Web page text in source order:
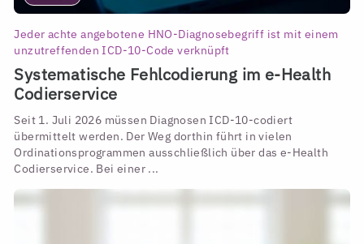
Jeder achte angebotene HNO-Diagnosebegriff ist mit einem
unzutreffenden ICD-10-Code verknüpft
Systematische Fehlcodierung im e-Health
Codierservice
Seit 1. Juli 2026 müssen Diagnosen ICD-10-codiert
übermittelt werden. Der Weg dorthin führt in vielen
Ordinationsprogrammen ausschließlich über das e-Health
Codierservice. Bei einer ...